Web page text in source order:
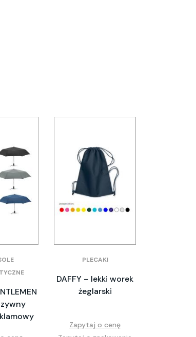
PLECAKI
DAFFY – lekki worek
żeglarski
Zapytaj o cenę